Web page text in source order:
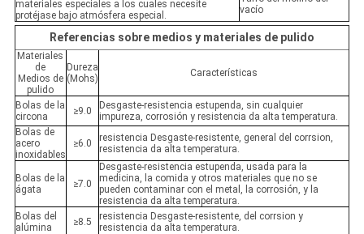
materiales especiales a los cuales necesite
protéjase bajo atmósfera especial.
vacío
Referencias sobre medios y materiales de pulido
Materiales
de
Medios de
pulido
Dureza
(Mohs)
Características
Bolas de la
circona
≥9.0
Desgaste-resistencia estupenda, sin cualquier
impureza, corrosión y resistencia da alta temperatura.
Bolas de
acero
inoxidables
≥6.0
resistencia Desgaste-resistente, general del corrsion,
resistencia da alta temperatura.
Bolas de la
ágata
≥7.0
Desgaste-resistencia estupenda, usada para la
medicina, la comida y otros materiales que no se
pueden contaminar con el metal, la corrosión, y la
resistencia da alta temperatura.
Bolas del
alúmina
≥8.5
resistencia Desgaste-resistente, del corrsion y
resistencia da alta temperatura.